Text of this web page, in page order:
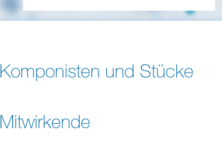
Komponisten und Stücke
Mitwirkende